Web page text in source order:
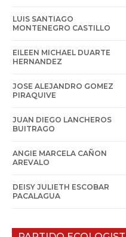
LUIS SANTIAGO
MONTENEGRO CASTILLO
EILEEN MICHAEL DUARTE
HERNANDEZ
JOSE ALEJANDRO GOMEZ
PIRAQUIVE
JUAN DIEGO LANCHEROS
BUITRAGO
ANGIE MARCELA CAÑON
AREVALO
DEISY JULIETH ESCOBAR
PACALAGUA